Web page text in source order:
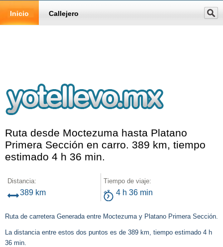
Inicio Callejero
Ruta desde Moctezuma hasta Platano
Primera Sección en carro. 389 km, tiempo
estimado 4 h 36 min.
Distancia:
389 km
Tiempo de viaje:
4 h 36 min
Ruta de carretera Generada entre Moctezuma y Platano Primera Sección.
La distancia entre estos dos puntos es de 389 km, tiempo estimado 4 h
36 min.